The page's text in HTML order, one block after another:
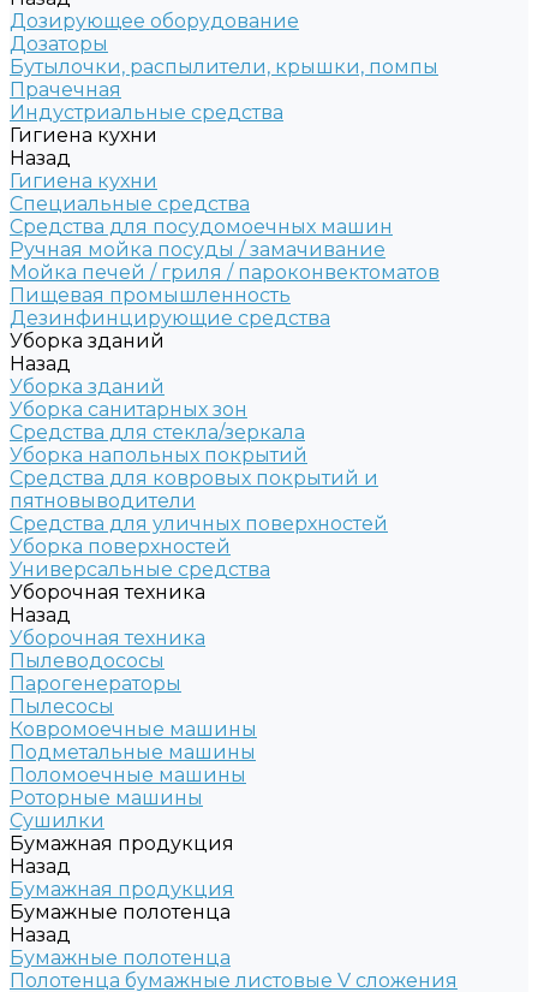
Дозирующее оборудование
Дозаторы
Бутылочки, распылители, крышки, помпы
Прачечная
Индустриальные средства
Гигиена кухни
Назад
Гигиена кухни
Специальные средства
Средства для посудомоечных машин
Ручная мойка посуды / замачивание
Мойка печей / гриля / пароконвектоматов
Пищевая промышленность
Дезинфинцирующие средства
Уборка зданий
Назад
Уборка зданий
Уборка санитарных зон
Средства для стекла/зеркала
Уборка напольных покрытий
Средства для ковровых покрытий и
пятновыводители
Средства для уличных поверхностей
Уборка поверхностей
Универсальные средства
Уборочная техника
Назад
Уборочная техника
Пылеводососы
Парогенераторы
Пылесосы
Ковромоечные машины
Подметальные машины
Поломоечные машины
Роторные машины
Сушилки
Бумажная продукция
Назад
Бумажная продукция
Бумажные полотенца
Назад
Бумажные полотенца
Полотенца бумажные листовые V сложения